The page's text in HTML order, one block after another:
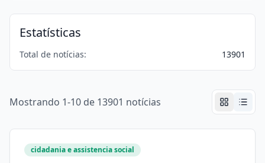
Estatísticas
Total de notícias: 13901
Mostrando 1-10 de 13901 notícias
cidadania e assistencia social